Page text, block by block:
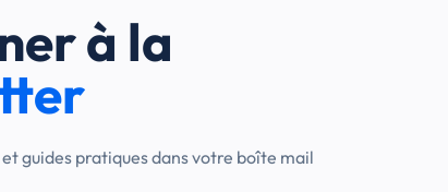
à la
guides pratiques dans votre boîte mail